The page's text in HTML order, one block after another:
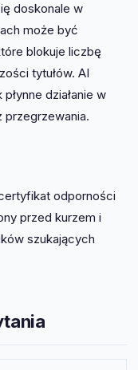
doskonale w
może być
blokuje liczbę
tytułów. AI
działanie w
przegrzewania.
odporności
przed kurzem i
szukających